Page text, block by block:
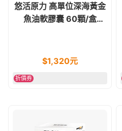
悠活原力 高單位深海黃金
魚油軟膠囊 60顆/盒
$1,320元
折價券